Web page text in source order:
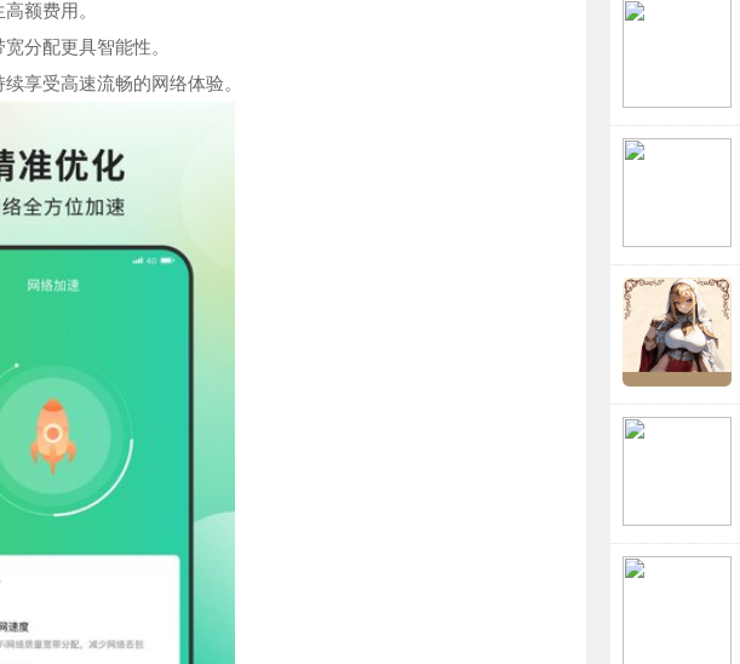
额费用。
分配更具智能性。
享受高速流畅的网络体验。